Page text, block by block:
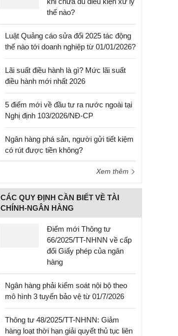
thế nào?
Luật Quảng cáo sửa đổi 2025 tác động
thế nào tới doanh nghiệp từ 01/01/2026?
Lãi suất điều hành là gì? Mức lãi suất
điều hành mới nhất 2026
5 điểm mới về đầu tư ra nước ngoài tại
Nghị định 103/2026/NĐ-CP
Ngân hàng phá sản, người gửi tiết kiệm
có rút được tiền không?
Xem thêm
CÁC QUY ĐỊNH CẦN BIẾT VỀ TÀI
CHÍNH-NGÂN HÀNG
Điểm mới Thông tư
66/2025/TT-NHNN về cấp
đổi Giấy phép của ngân
hàng
Ngân hàng phải kiểm soát nội bộ theo
mô hình 3 tuyến bảo vệ từ 01/7/2026
Thông tư 48/2025/TT-NHNN: Giảm
hàng loạt thời hạn giải quyết thủ tục liên